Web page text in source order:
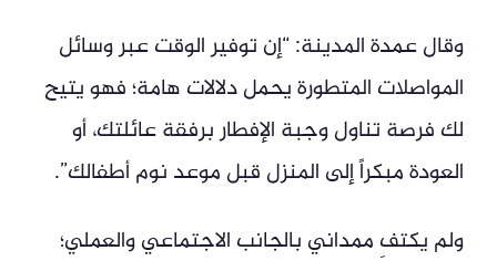
وقال عمدة المدينة: “إن توفير الوقت عبر وسائل
المواصلات المتطورة يحمل دلالات هامة؛ فهو يتيح
لك فرصة تناول وجبة الإفطار برفقة عائلتك، أو
العودة مبكراً إلى المنزل قبل موعد نوم أطفالك”.
ولم يكتفِ ممداني بالجانب الاجتماعي والعملي؛